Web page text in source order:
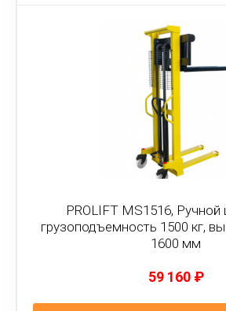
PROLIFT MS1516, Ручной
грузоподъемность 1500 кг,
1600 мм
59 160 ₽